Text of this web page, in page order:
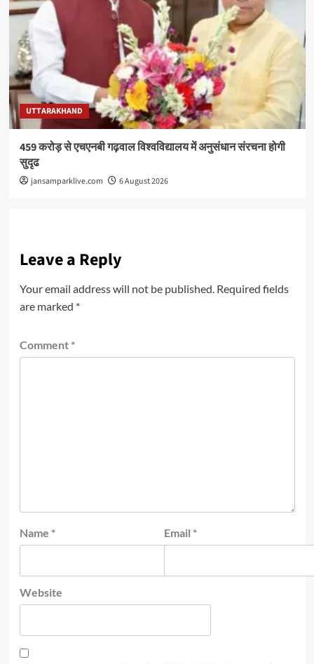
UTTARAKHAND
459 करोड़ से एचएनबी गढ़वाल विश्वविद्यालय में अनुसंधान संरचना होगी
सुदृढ
jansamparklive.com 6 August 2026
Leave a Reply
Your email address will not be published. Required fields
are marked *
Comment *
Name * Email *
Website